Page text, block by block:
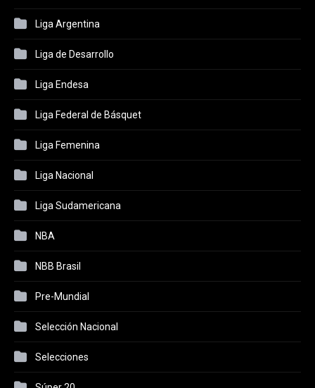
Liga Argentina
Liga de Desarrollo
Liga Endesa
Liga Federal de Básquet
Liga Femenina
Liga Nacional
Liga Sudamericana
NBA
NBB Brasil
Pre-Mundial
Selección Nacional
Selecciones